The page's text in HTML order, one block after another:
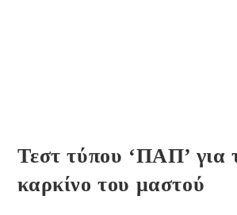
Τεστ τύπου ‘ΠΑΠ’ για
καρκίνο του μαστού